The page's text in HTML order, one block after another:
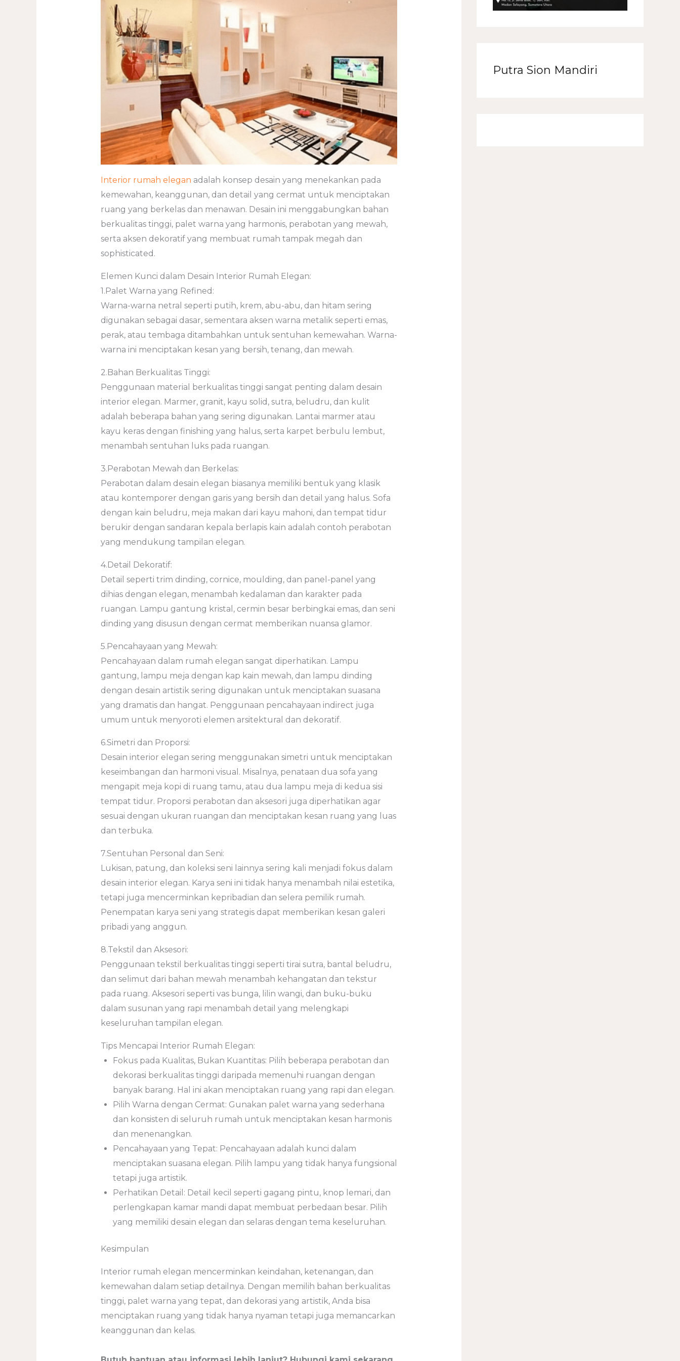
Interior rumah elegan adalah konsep desain yang menekankan pada
kemewahan, keanggunan, dan detail yang cermat untuk menciptakan
ruang yang berkelas dan menawan. Desain ini menggabungkan bahan
berkualitas tinggi, palet warna yang harmonis, perabotan yang mewah,
serta aksen dekoratif yang membuat rumah tampak megah dan
sophisticated.
Elemen Kunci dalam Desain Interior Rumah Elegan:
1.Palet Warna yang Refined:
Warna-warna netral seperti putih, krem, abu-abu, dan hitam sering
digunakan sebagai dasar, sementara aksen warna metalik seperti emas,
perak, atau tembaga ditambahkan untuk sentuhan kemewahan. Warna-
warna ini menciptakan kesan yang bersih, tenang, dan mewah.
2.Bahan Berkualitas Tinggi:
Penggunaan material berkualitas tinggi sangat penting dalam desain
interior elegan. Marmer, granit, kayu solid, sutra, beludru, dan kulit
adalah beberapa bahan yang sering digunakan. Lantai marmer atau
kayu keras dengan finishing yang halus, serta karpet berbulu lembut,
menambah sentuhan luks pada ruangan.
3.Perabotan Mewah dan Berkelas:
Perabotan dalam desain elegan biasanya memiliki bentuk yang klasik
atau kontemporer dengan garis yang bersih dan detail yang halus. Sofa
dengan kain beludru, meja makan dari kayu mahoni, dan tempat tidur
berukir dengan sandaran kepala berlapis kain adalah contoh perabotan
yang mendukung tampilan elegan.
4.Detail Dekoratif:
Detail seperti trim dinding, cornice, moulding, dan panel-panel yang
dihias dengan elegan, menambah kedalaman dan karakter pada
ruangan. Lampu gantung kristal, cermin besar berbingkai emas, dan seni
dinding yang disusun dengan cermat memberikan nuansa glamor.
5.Pencahayaan yang Mewah:
Pencahayaan dalam rumah elegan sangat diperhatikan. Lampu
gantung, lampu meja dengan kap kain mewah, dan lampu dinding
dengan desain artistik sering digunakan untuk menciptakan suasana
yang dramatis dan hangat. Penggunaan pencahayaan indirect juga
umum untuk menyoroti elemen arsitektural dan dekoratif.
6.Simetri dan Proporsi:
Desain interior elegan sering menggunakan simetri untuk menciptakan
keseimbangan dan harmoni visual. Misalnya, penataan dua sofa yang
mengapit meja kopi di ruang tamu, atau dua lampu meja di kedua sisi
tempat tidur. Proporsi perabotan dan aksesori juga diperhatikan agar
sesuai dengan ukuran ruangan dan menciptakan kesan ruang yang luas
dan terbuka.
7.Sentuhan Personal dan Seni:
Lukisan, patung, dan koleksi seni lainnya sering kali menjadi fokus dalam
desain interior elegan. Karya seni ini tidak hanya menambah nilai estetika,
tetapi juga mencerminkan kepribadian dan selera pemilik rumah.
Penempatan karya seni yang strategis dapat memberikan kesan galeri
pribadi yang anggun.
8.Tekstil dan Aksesori:
Penggunaan tekstil berkualitas tinggi seperti tirai sutra, bantal beludru,
dan selimut dari bahan mewah menambah kehangatan dan tekstur
pada ruang. Aksesori seperti vas bunga, lilin wangi, dan buku-buku
dalam susunan yang rapi menambah detail yang melengkapi
keseluruhan tampilan elegan.
Tips Mencapai Interior Rumah Elegan:
Fokus pada Kualitas, Bukan Kuantitas: Pilih beberapa perabotan dan
dekorasi berkualitas tinggi daripada memenuhi ruangan dengan
banyak barang. Hal ini akan menciptakan ruang yang rapi dan elegan.
Pilih Warna dengan Cermat: Gunakan palet warna yang sederhana
dan konsisten di seluruh rumah untuk menciptakan kesan harmonis
dan menenangkan.
Pencahayaan yang Tepat: Pencahayaan adalah kunci dalam
menciptakan suasana elegan. Pilih lampu yang tidak hanya fungsional
tetapi juga artistik.
Perhatikan Detail: Detail kecil seperti gagang pintu, knop lemari, dan
perlengkapan kamar mandi dapat membuat perbedaan besar. Pilih
yang memiliki desain elegan dan selaras dengan tema keseluruhan.
Kesimpulan
Interior rumah elegan mencerminkan keindahan, ketenangan, dan
kemewahan dalam setiap detailnya. Dengan memilih bahan berkualitas
tinggi, palet warna yang tepat, dan dekorasi yang artistik, Anda bisa
menciptakan ruang yang tidak hanya nyaman tetapi juga memancarkan
keanggunan dan kelas.
Putra Sion Mandiri